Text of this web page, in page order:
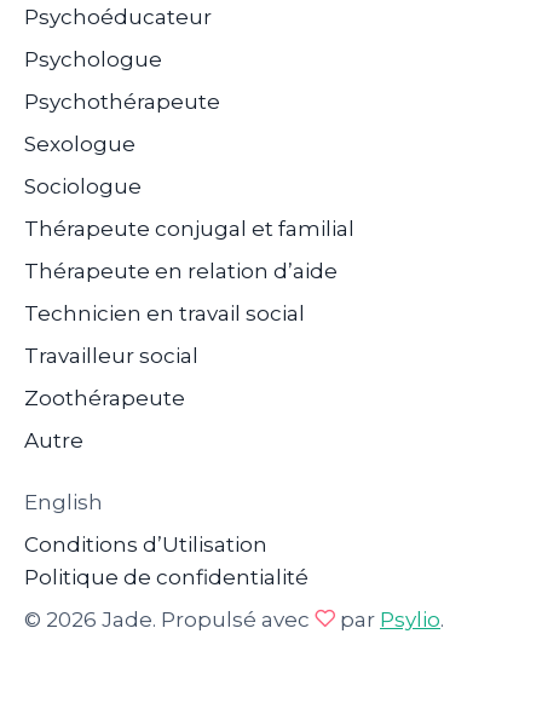
Psychoéducateur
Psychologue
Psychothérapeute
Sexologue
Sociologue
Thérapeute conjugal et familial
Thérapeute en relation d’aide
Technicien en travail social
Travailleur social
Zoothérapeute
Autre
English
Conditions d’Utilisation
Politique de confidentialité
© 2026 Jade. Propulsé avec
par Psylio.